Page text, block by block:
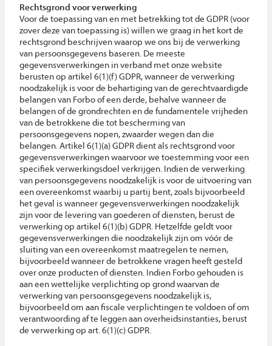
Rechtsgrond voor verwerking
Voor de toepassing van en met betrekking tot de GDPR (voor
zover deze van toepassing is) willen we graag in het kort de
rechtsgrond beschrijven waarop we ons bij de verwerking
van persoonsgegevens baseren. De meeste
gegevensverwerkingen in verband met onze website
berusten op artikel 6(1)(f) GDPR, wanneer de verwerking
noodzakelijk is voor de behartiging van de gerechtvaardigde
belangen van Forbo of een derde, behalve wanneer de
belangen of de grondrechten en de fundamentele vrijheden
van de betrokkene die tot bescherming van
persoonsgegevens nopen, zwaarder wegen dan die
belangen. Artikel 6(1)(a) GDPR dient als rechtsgrond voor
gegevensverwerkingen waarvoor we toestemming voor een
specifiek verwerkingsdoel verkrijgen. Indien de verwerking
van persoonsgegevens noodzakelijk is voor de uitvoering van
een overeenkomst waarbij u partij bent, zoals bijvoorbeeld
het geval is wanneer gegevensverwerkingen noodzakelijk
zijn voor de levering van goederen of diensten, berust de
verwerking op artikel 6(1)(b) GDPR. Hetzelfde geldt voor
gegevensverwerkingen die noodzakelijk zijn om vóór de
sluiting van een overeenkomst maatregelen te nemen,
bijvoorbeeld wanneer de betrokkene vragen heeft gesteld
over onze producten of diensten. Indien Forbo gehouden is
aan een wettelijke verplichting op grond waarvan de
verwerking van persoonsgegevens noodzakelijk is,
bijvoorbeeld om aan fiscale verplichtingen te voldoen of om
verantwoording af te leggen aan overheidsinstanties, berust
de verwerking op art. 6(1)(c) GDPR.